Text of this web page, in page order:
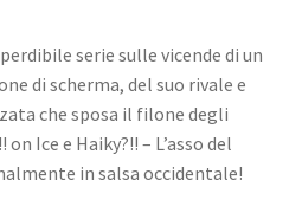
serie sulle vicende di un
di scherma, del suo rivale e
che sposa il filone degli
Ice e Haiky?!! – L’asso del
in salsa occidentale!